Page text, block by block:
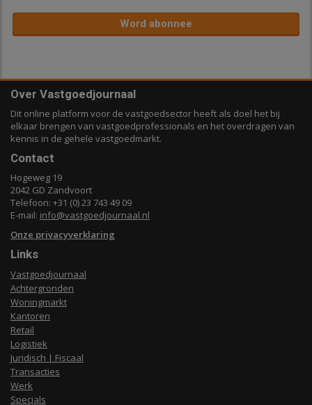
Word abonnee
Over Vastgoedjournaal
Dit online platform voor de vastgoedsector heeft als doel het bij
elkaar brengen van vastgoedprofessionals en het overdragen van
kennis in de gehele vastgoedmarkt.
Contact
Hogeweg 19
2042 GD Zandvoort
Telefoon: +31 (0) 23 743 49 09
E-mail: info@vastgoedjournaal.nl
Onze privacyverklaring
Links
Vastgoedjournaal
Achtergronden
Woningmarkt
Kantoren
Retail
Logistiek
Juridisch | Fiscaal
Transacties
Werk
Specials